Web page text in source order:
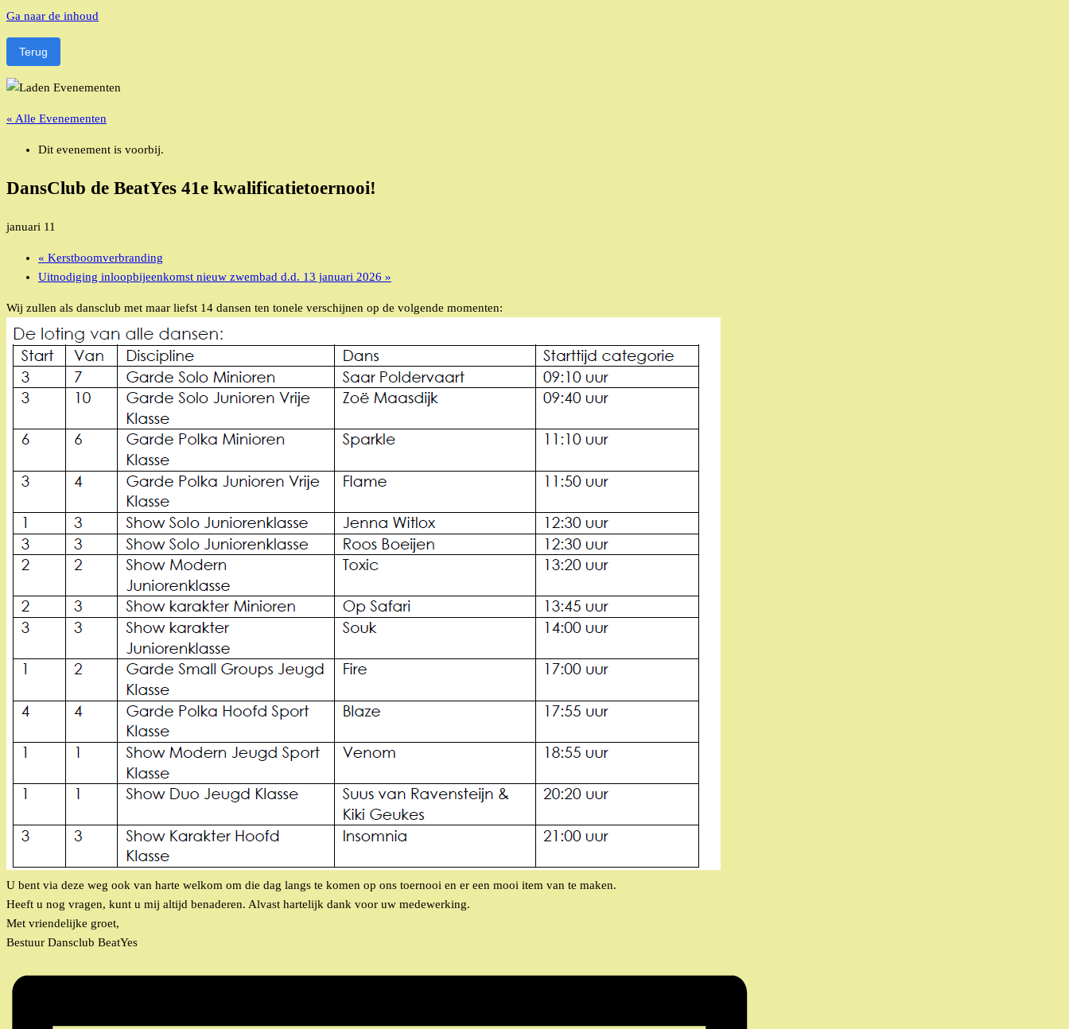
Ga naar de inhoud
Terug
« Alle Evenementen
Dit evenement is voorbij.
DansClub de BeatYes 41e kwalificatietoernooi!
januari 11
« Kerstboomverbranding
Uitnodiging inloopbijeenkomst nieuw zwembad d.d. 13 januari 2026 »
Wij zullen als dansclub met maar liefst 14 dansen ten tonele verschijnen op de volgende momenten:
U bent via deze weg ook van harte welkom om die dag langs te komen op ons toernooi en er een mooi item van te maken.
Heeft u nog vragen, kunt u mij altijd benaderen. Alvast hartelijk dank voor uw medewerking.
Met vriendelijke groet,
Bestuur Dansclub BeatYes